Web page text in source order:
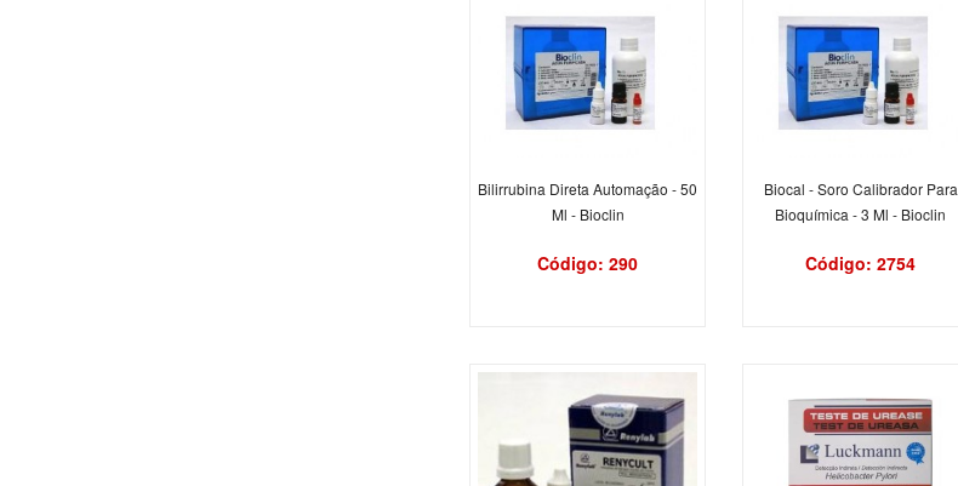
Bilirrubina Direta Automação - 50
Ml - Bioclin
Código: 290
Biocal - Soro Calibrador Para
Bioquímica - 3 Ml - Bioclin
Código: 2754